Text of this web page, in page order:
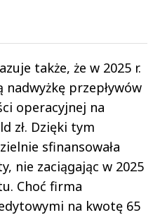
także, że w 2025 r.
przepływów
operacyjnej na
zł. Dzięki tym
sfinansowała
nie zaciągając w 2025
Choć firma
na kwotę 65